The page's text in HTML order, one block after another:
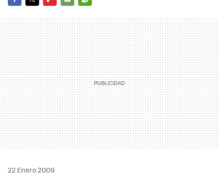
MAIL
22 Enero 2009